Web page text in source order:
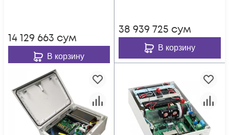
14 129 663 сум
В корзину
38 939 725 сум
В корзину